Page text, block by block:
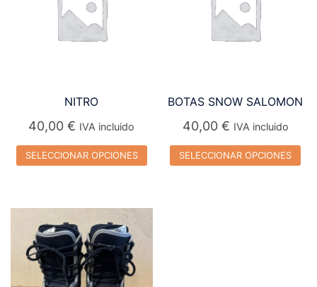
NITRO
40,00€ IVA incluido
SELECCIONAR OPCIONES
múltiples
variantes.
Las
BOTAS SNOW SALOMON
40,00 € IVA incluido
SELECCIONAR OPCIONES